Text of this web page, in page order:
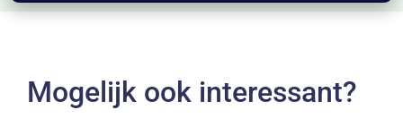
Mogelijk ook interessant?